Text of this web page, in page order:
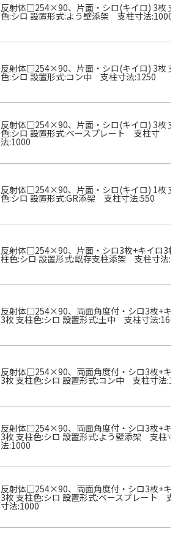
反射体□254×90、片面・シロ(キイロ) 3枚
色:シロ 設置形式:よう壁添架 支柱寸法:1000
反射体□254×90、片面・シロ(キイロ) 3枚
色:シロ 設置形式:コン中 支柱寸法:1250
反射体□254×90、片面・シロ(キイロ) 3枚
色:シロ 設置形式:ベースプレート 支柱寸
法:1000
反射体□254×90、片面・シロ(キイロ) 1枚
色:シロ 設置形式:GR添架 支柱寸法:550
反射体□254×90、片面・シロ3枚+キイロ3枚
柱色:シロ 設置形式:既存支柱添架 支柱寸法:-
反射体□254×90、両面角度付・シロ3枚+キ
3枚 支柱色:シロ 設置形式:土中 支柱寸法
反射体□254×90、両面角度付・シロ3枚+キ
3枚 支柱色:シロ 設置形式:コン中 支柱寸法
反射体□254×90、両面角度付・シロ3枚+キ
3枚 支柱色:シロ 設置形式:よう壁添架 支柱寸
法:1000
反射体□254×90、両面角度付・シロ3枚+キ
3枚 支柱色:シロ 設置形式:ベースプレート 支
寸法:1000